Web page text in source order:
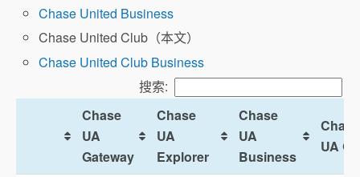
UA里程兑换指南
Clubs
Chase United Business
Chase United Club（本文）
Chase United Club Business
搜索:
Chase
UA
Gateway
Chase
UA
Explorer
Chase
UA
Business
Chase
UA